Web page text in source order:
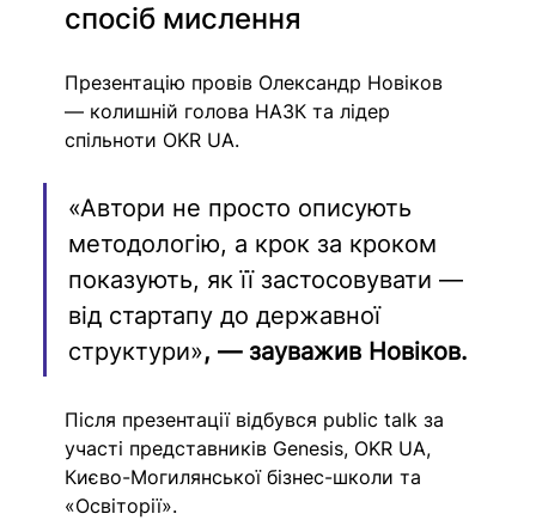
спосіб мислення
Презентацію провів Олександр Новіков
— колишній голова НАЗК та лідер
спільноти OKR UA.
«Автори не просто описують
методологію, а крок за кроком
показують, як її застосовувати —
від стартапу до державної
структури», — зауважив Новіков.
Після презентації відбувся public talk за
участі представників Genesis, OKR UA,
Києво-Могилянської бізнес-школи та
«Освіторії».